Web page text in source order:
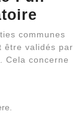
communes
être validés par
Cela concerne